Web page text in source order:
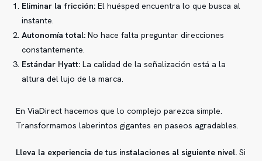
Eliminar la fricción:El huésped encuentra lo que busca al
instante.
Autonomía total:No hace falta preguntar direcciones
constantemente.
Estándar Hyatt:La calidad de la señalización está a la
altura del lujo de la marca.
En ViaDirect hacemos que lo complejo parezca simple.
Transformamos laberintos gigantes en paseos agradables.
Lleva la experiencia de tus instalaciones al siguiente nivel.Si